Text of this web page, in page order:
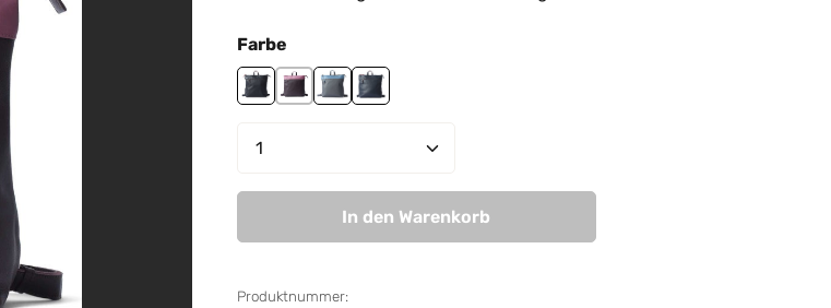
Farbeauswählen
blackburgundy-mauve
grey-sky blue
navy
Produkt Anzahl: Gib den gewünschten Wert
In den Warenkorb
Produktnummer: